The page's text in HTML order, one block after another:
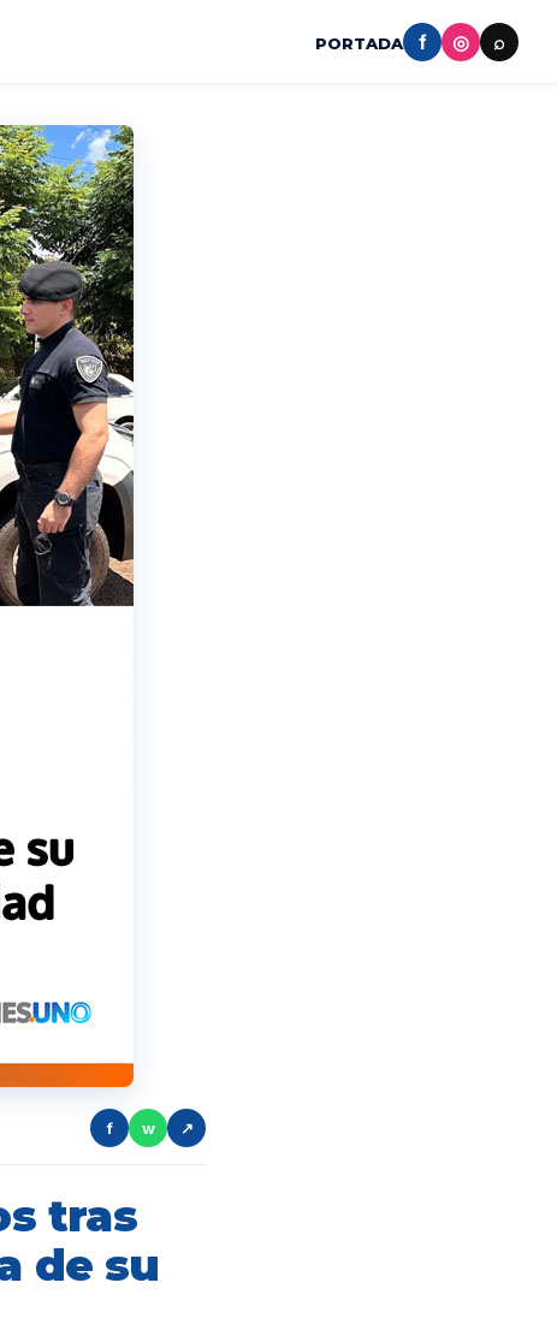
PORTADA f ◎ ⌕
f w ↗
tras
de su